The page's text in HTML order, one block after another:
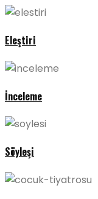
Eleştiri
İnceleme
Söyleşi